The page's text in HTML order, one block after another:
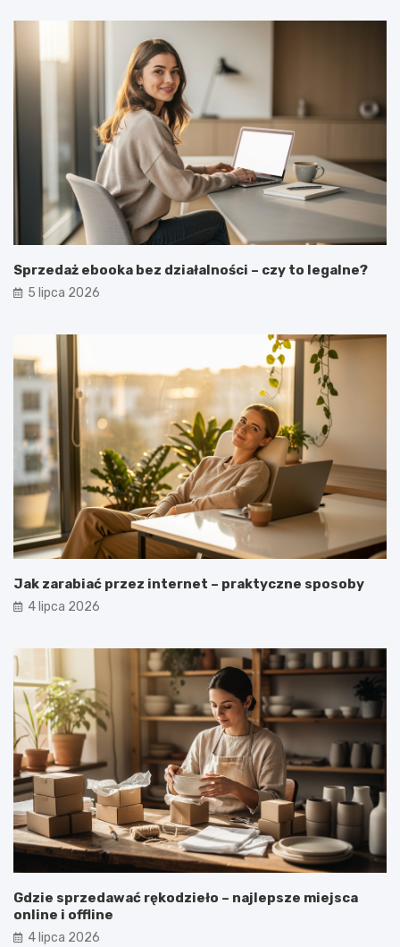
Sprzedaż ebooka bez działalności – czy to legalne?
5 lipca 2026
Jak zarabiać przez internet – praktyczne sposoby
4 lipca 2026
Gdzie sprzedawać rękodzieło – najlepsze miejsca
online i offline
4 lipca 2026